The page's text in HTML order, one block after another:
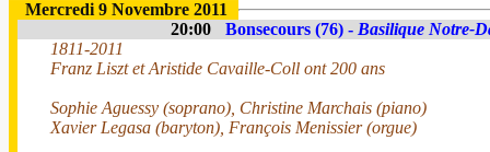
Mercredi 9 Novembre 2011
20:00
Bonsecours (76) - Basilique Notre-
1811-2011
Franz Liszt et Aristide Cavaille-Coll ont 200 ans
Sophie Aguessy (soprano), Christine Marchais (piano)
Xavier Legasa (baryton), François Menissier (orgue)